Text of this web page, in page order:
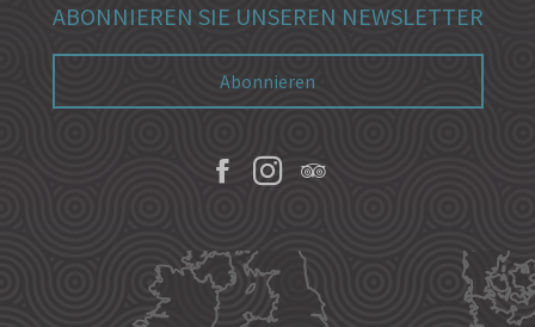
ABONNIEREN SIE UNSEREN NEWSLETTER
Abonnieren